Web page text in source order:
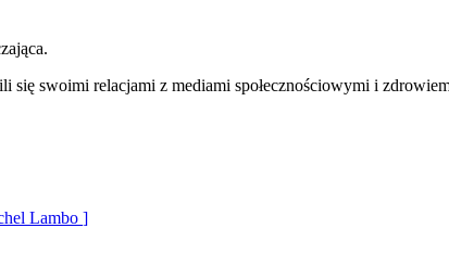
się swoimi relacjami z mediami społecznościowymi i
Lambo ]